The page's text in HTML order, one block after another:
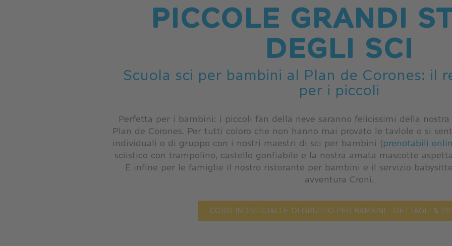
PICCOLE GRANDI
DEGLI SCI
Scuola sci per bambini al Plan de Corones: il
per i piccoli
Perfetta per i bambini: i piccoli fan della neve saranno felicissimi della
Plan de Corones. Per tutti coloro che non hanno mai provato le tavlole o si
individuali o di gruppo con i nostri maestri di sci per bambini (prenotabili
sciistico con trampolino, castello gonfiabile e la nostra amata mascotte
E infine per le famiglie il nostro ristorante per bambini e il servizio
avventura Croni.
CORSI INDIVIDUALI E DI GRUPPO PER BAMBINI - DETTAGLI &